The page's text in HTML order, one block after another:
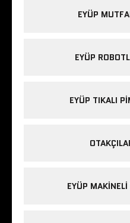
EYÜP
EYÜP
EYÜP TIKALI
EYÜP